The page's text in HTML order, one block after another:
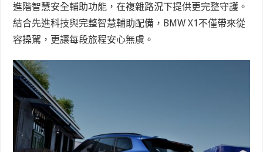
進階智慧安全輔助功能，在複雜路況下提供更完整守護。
結合先進科技與完整智慧輔助配備，BMW X1不僅帶來從
容操駕，更讓每段旅程安心無虞。